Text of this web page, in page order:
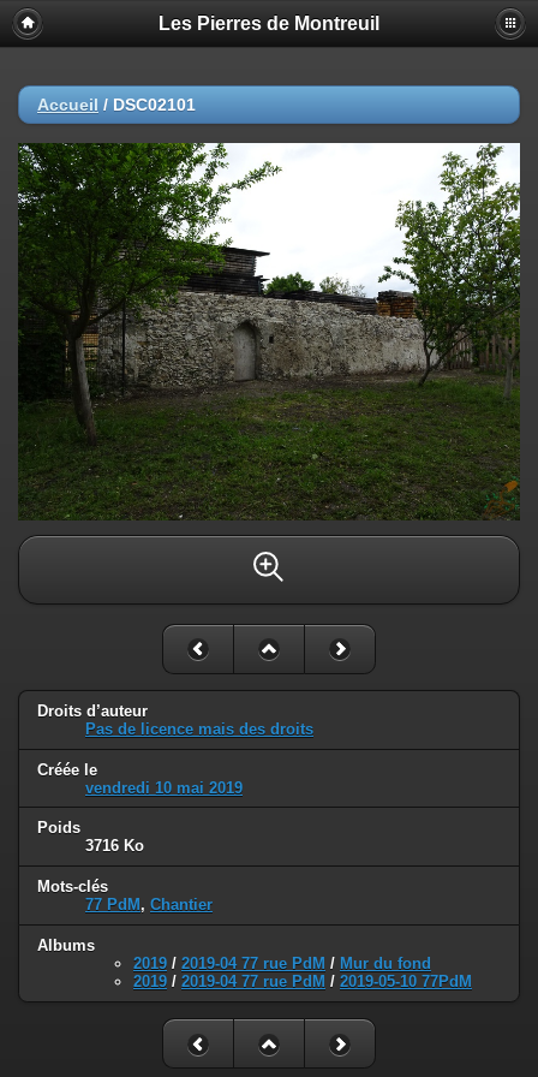
Les Pierres de Montreuil
Accueil / DSC02101
Droits d’auteur
Pas de licence mais des droits
Créée le
vendredi 10 mai 2019
Poids
3716 Ko
Mots-clés
77 PdM , Chantier
Albums
2019 / 2019-04 77 rue PdM / Mur du fond
2019 / 2019-04 77 rue PdM / 2019-05-10 77PdM